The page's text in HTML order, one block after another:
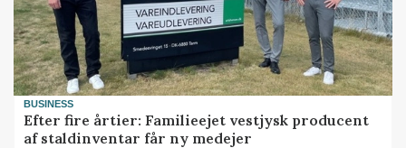
BUSINESS
Efter fire årtier: Familieejet vestjysk producent
af staldinventar får ny medejer